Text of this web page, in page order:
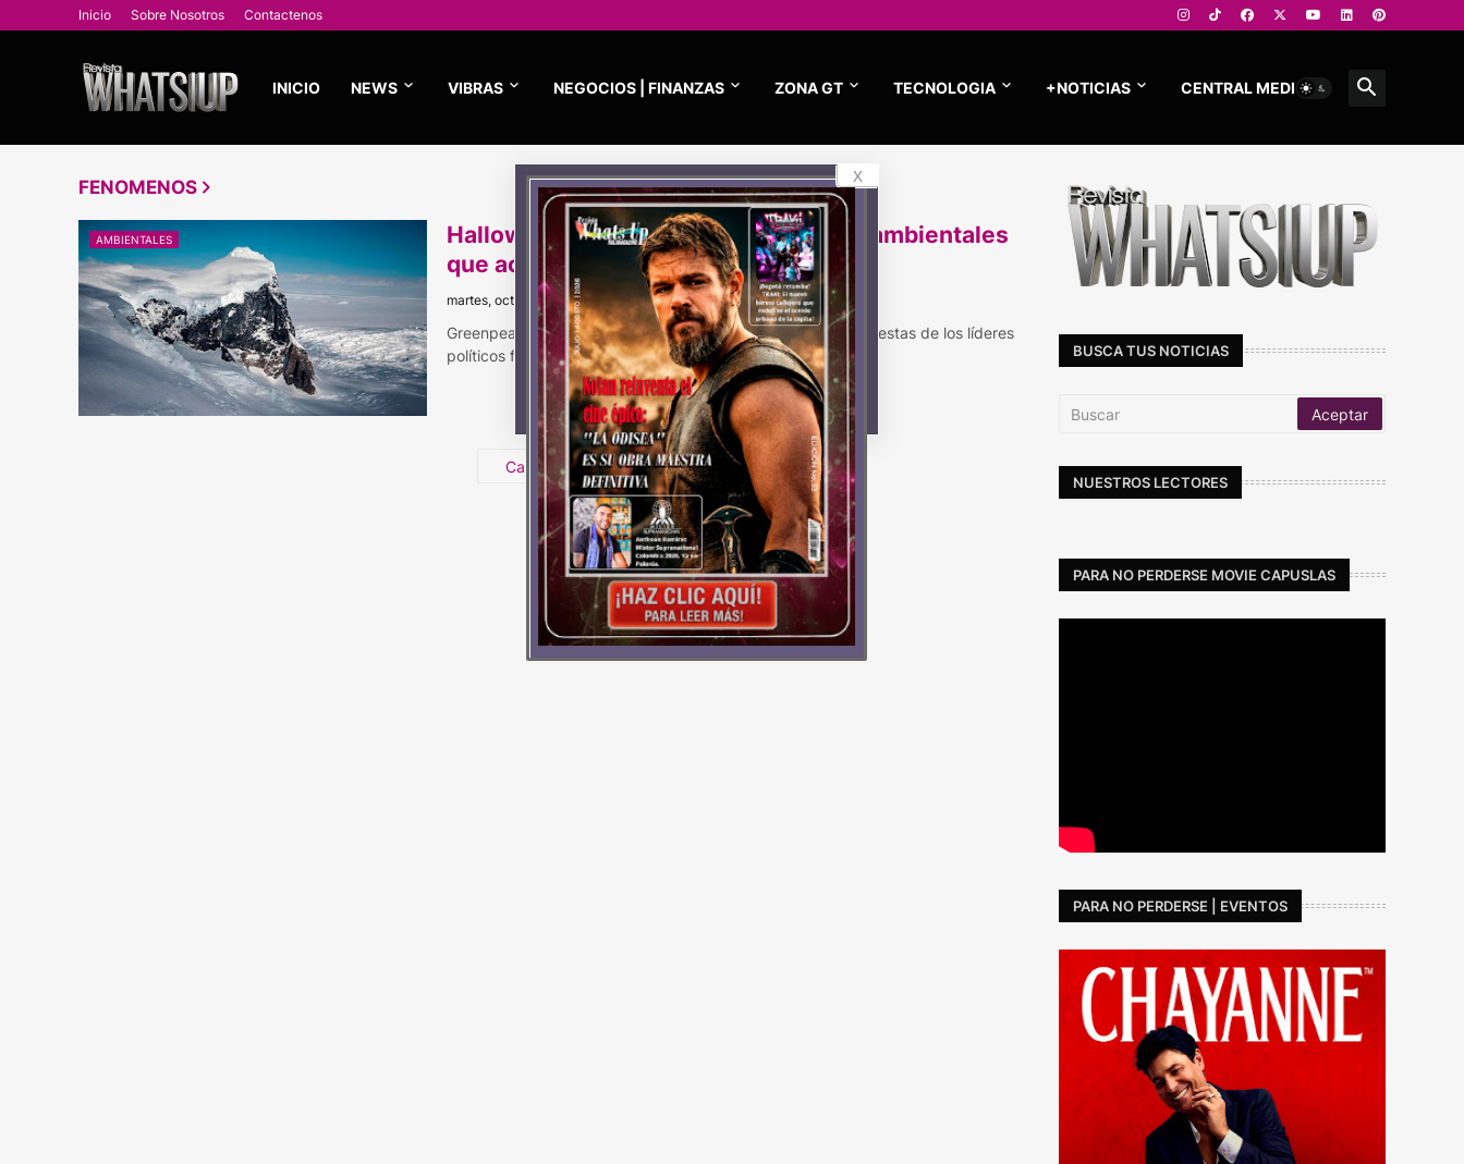
Inicio Sobre Nosotros Contactenos
INICIO NEWS VIBRAS NEGOCIOS | FINANZAS ZONA GT TECNOLOGIA +NOTICIAS CENTRAL MEDIOS
FENOMENOS
AMBIENTALES
Halloween: 5 aterradores fenómenos ambientales
que acechan a Colombia y el mundo
martes, octubre 31, 2023
Greenpeace alerta: “Lo que más espanta es la falta de respuestas de los líderes
políticos frente…
Carga Más
BUSCA TUS NOTICIAS
NUESTROS LECTORES
PARA NO PERDERSE MOVIE CAPUSLAS
PARA NO PERDERSE | EVENTOS
x